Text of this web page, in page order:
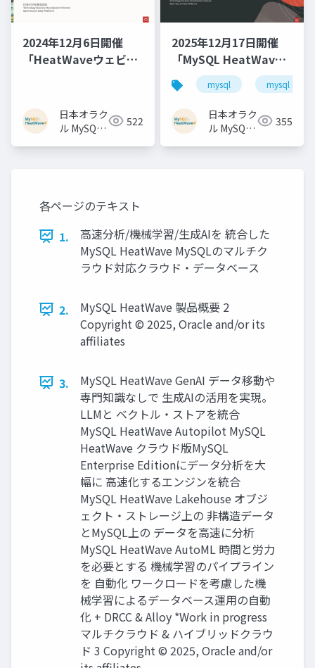
2024年12月6日開催
「HeatWaveウェビナ
ョンの開発を効率化す
るHeatWave」
日本オラク
ル MySQL
522
2025年12月17日開催
「MySQL HeatWave
進化図鑑：Oracle AI
World 2025で発表され
た新機能とAI対応強化
の要点」
mysql mysql
日本オラク
ル MySQL
355
各ページのテキスト
1.
高速分析/機械学習/生成AIを 統合した
MySQL HeatWave MySQLのマルチク
ラウド対応クラウド・データベース
2.
MySQL HeatWave 製品概要 2
Copyright © 2025, Oracle and/or its
affiliates
3.
MySQL HeatWave GenAI データ移動や
専門知識なしで 生成AIの活用を実現。
LLMと ベクトル・ストアを統合
MySQL HeatWave Autopilot MySQL
HeatWave クラウド版MySQL
Enterprise Editionにデータ分析を大
幅に 高速化するエンジンを統合
MySQL HeatWave Lakehouse オブジ
ェクト・ストレージ上の 非構造データ
とMySQL上の データを高速に分析
MySQL HeatWave AutoML 時間と労力
を必要とする 機械学習のパイプライン
を 自動化 ワークロードを考慮した機
械学習によるデータベース運用の自動
化 + DRCC & Alloy *Work in progress
マルチクラウド & ハイブリッドクラウ
ド 3 Copyright © 2025, Oracle and/or